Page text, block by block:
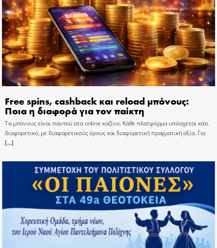
Free spins, cashback και reload μπόνους:
Ποια η διαφορά για τον παίκτη
Τα μπόνους είναι παντού στα online καζίνο. Κάθε πλατφόρμα υπόσχεται κάτι
διαφορετικό, με διαφορετικούς όρους και διαφορετική πραγματική αξία. Για
[…]